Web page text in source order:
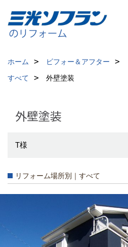
ホーム ビフォー＆アフター
すべて
外壁塗装
外壁塗装
T様
リフォーム場所別｜すべて